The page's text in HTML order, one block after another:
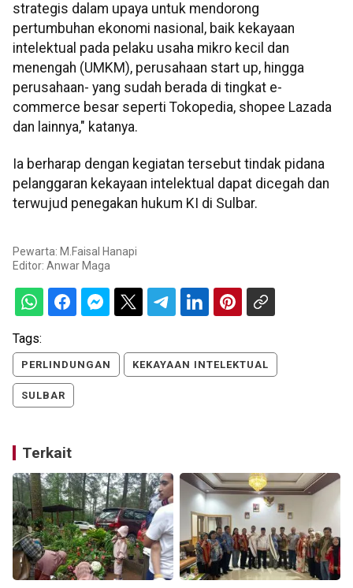
strategis dalam upaya untuk mendorong
pertumbuhan ekonomi nasional, baik kekayaan
intelektual pada pelaku usaha mikro kecil dan
menengah (UMKM), perusahaan start up, hingga
perusahaan- yang sudah berada di tingkat e-
commerce besar seperti Tokopedia, shopee Lazada
dan lainnya," katanya.
Ia berharap dengan kegiatan tersebut tindak pidana
pelanggaran kekayaan intelektual dapat dicegah dan
terwujud penegakan hukum KI di Sulbar.
Pewarta: M.Faisal Hanapi
Editor: Anwar Maga
Tags:
PERLINDUNGAN KEKAYAAN INTELEKTUAL
SULBAR
Terkait